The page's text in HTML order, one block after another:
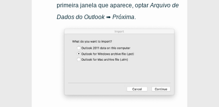
primeira janela que aparece, optar Arquivo de
Dados do Outlook➠ Próxima